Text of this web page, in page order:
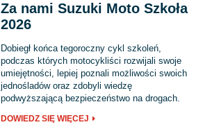
Za nami Suzuki Moto Szkoła
2026
Dobiegł końca tegoroczny cykl szkoleń,
podczas których motocykliści rozwijali swoje
umiejętności, lepiej poznali możliwości swoich
jednośladów oraz zdobyli wiedzę
podwyższającą bezpieczeństwo na drogach.
DOWIEDZ SIĘ WIĘCEJ